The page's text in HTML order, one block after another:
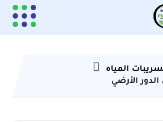
المياه
الأرضي